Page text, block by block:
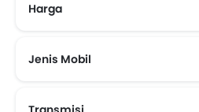
Harga
Jenis Mobil